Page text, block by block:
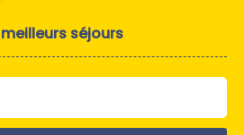
séjours